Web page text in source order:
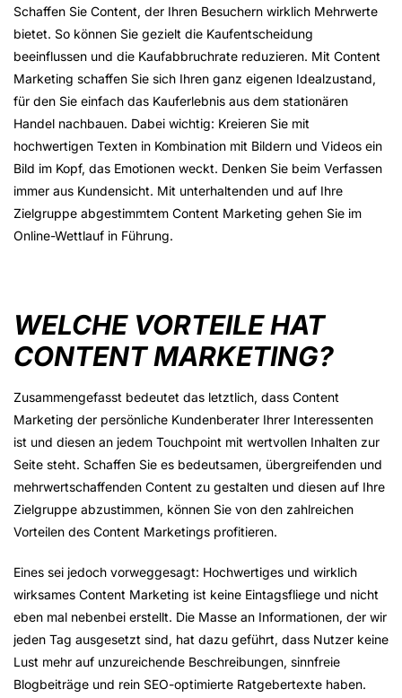
Schaffen Sie Content, der Ihren Besuchern wirklich Mehrwerte
bietet. So können Sie gezielt die Kaufentscheidung
beeinflussen und die Kaufabbruchrate reduzieren. Mit Content
Marketing schaffen Sie sich Ihren ganz eigenen Idealzustand,
für den Sie einfach das Kauferlebnis aus dem stationären
Handel nachbauen. Dabei wichtig: Kreieren Sie mit
hochwertigen Texten in Kombination mit Bildern und Videos ein
Bild im Kopf, das Emotionen weckt. Denken Sie beim Verfassen
immer aus Kundensicht. Mit unterhaltenden und auf Ihre
Zielgruppe abgestimmtem Content Marketing gehen Sie im
Online-Wettlauf in Führung.
WELCHE VORTEILE HAT
CONTENT MARKETING?
Zusammengefasst bedeutet das letztlich, dass Content
Marketing der persönliche Kundenberater Ihrer Interessenten
ist und diesen an jedem Touchpoint mit wertvollen Inhalten zur
Seite steht. Schaffen Sie es bedeutsamen, übergreifenden und
mehrwertschaffenden Content zu gestalten und diesen auf Ihre
Zielgruppe abzustimmen, können Sie von den zahlreichen
Vorteilen des Content Marketings profitieren.
Eines sei jedoch vorweggesagt: Hochwertiges und wirklich
wirksames Content Marketing ist keine Eintagsfliege und nicht
eben mal nebenbei erstellt. Die Masse an Informationen, der wir
jeden Tag ausgesetzt sind, hat dazu geführt, dass Nutzer keine
Lust mehr auf unzureichende Beschreibungen, sinnfreie
Blogbeiträge und rein SEO-optimierte Ratgebertexte haben.